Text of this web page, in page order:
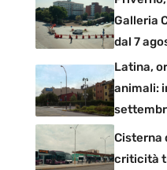
Galleria
dal 7
Latina,
animali:
Cisterna
criticità